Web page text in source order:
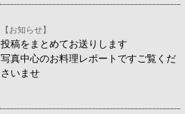
【お知らせ】
投稿をまとめてお送りします
写真中心のお料理レポートですご覧くだ
さいませ